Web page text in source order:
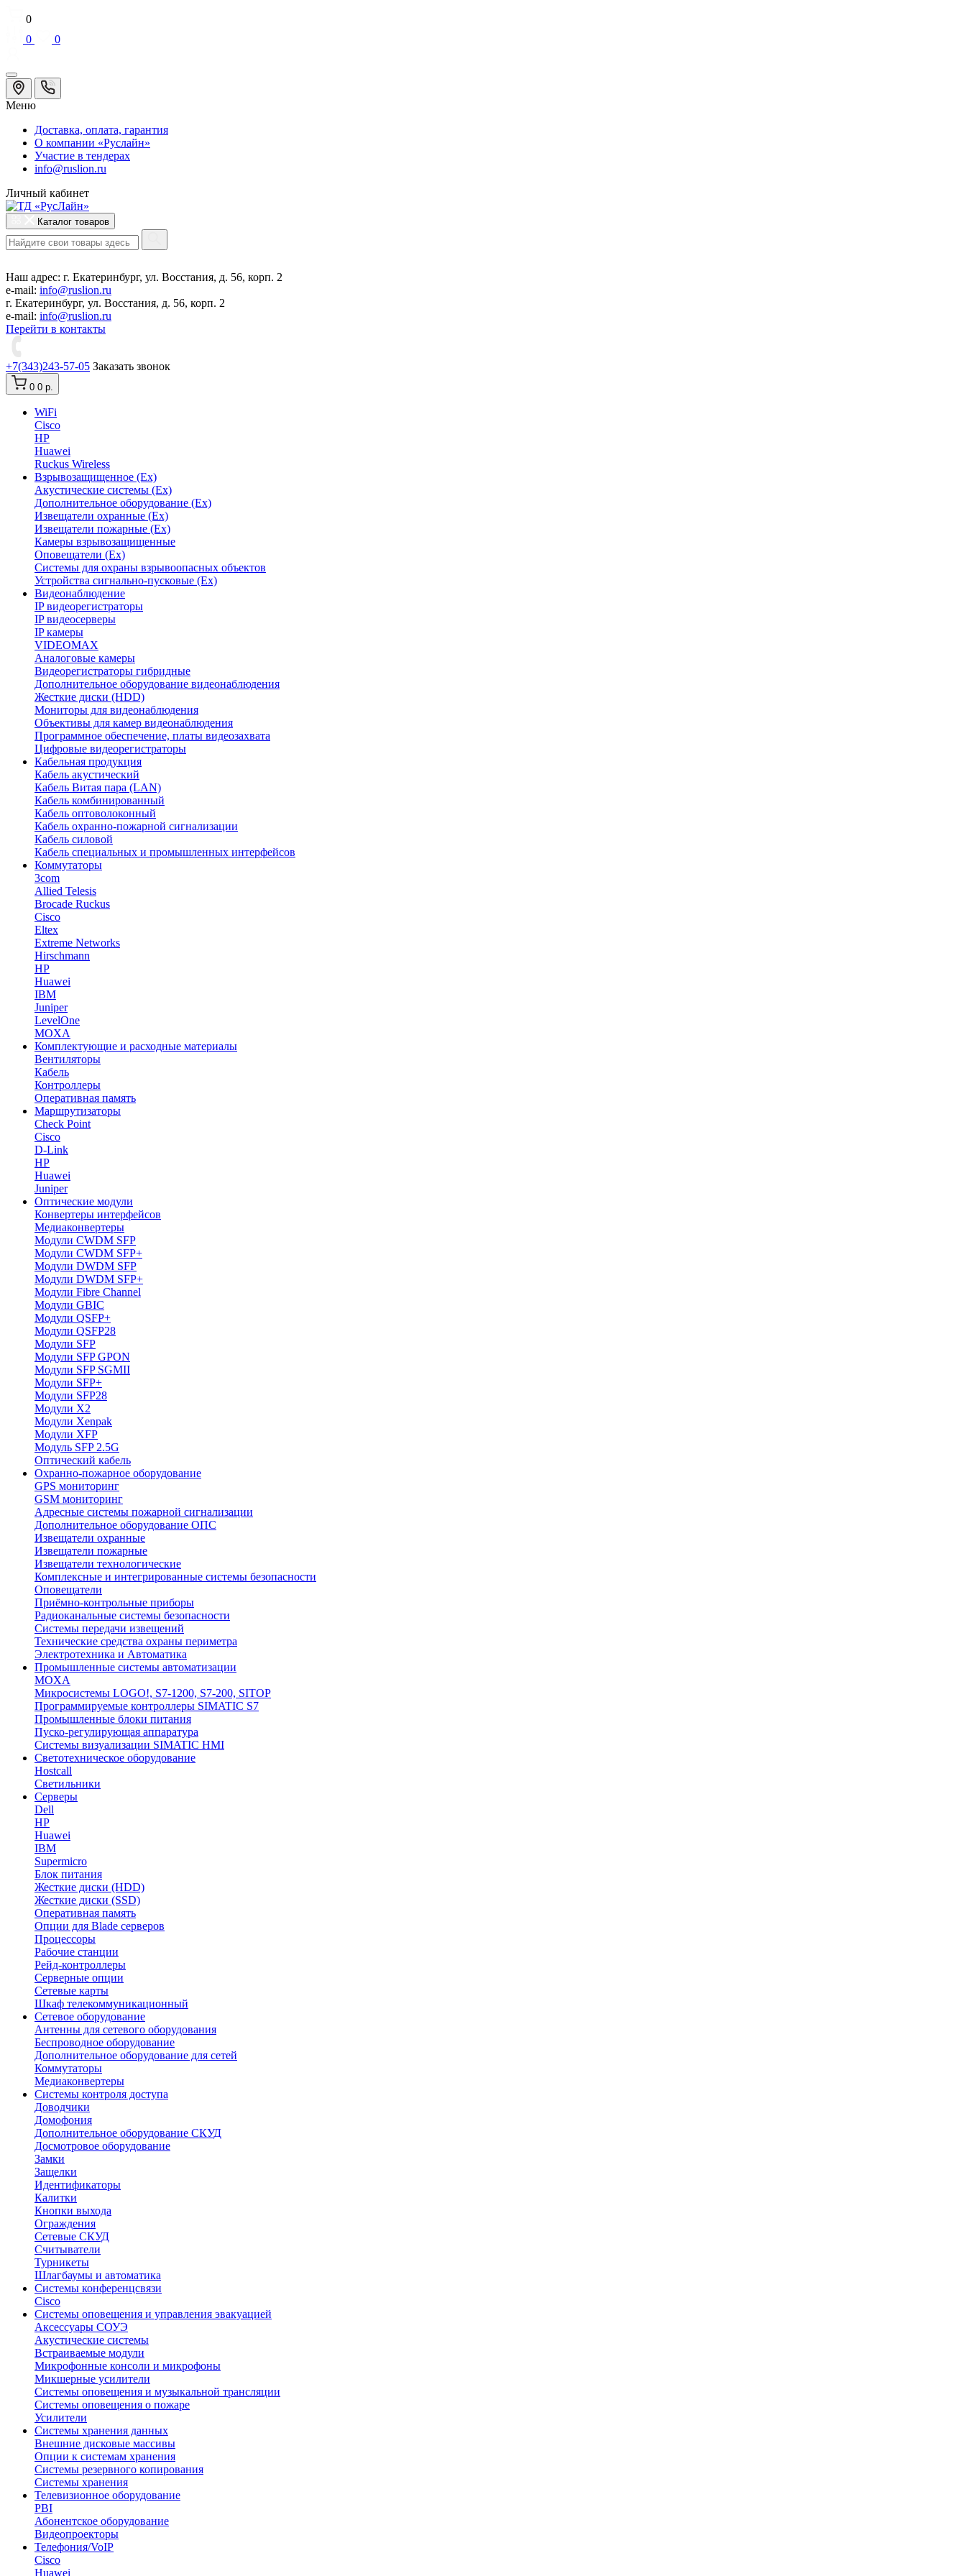
0
0
0
Меню
Доставка, оплата, гарантия
О компании «Руслайн»
Участие в тендерах
info@ruslion.ru
Личный кабинет
Каталог товаров
Наш адрес: г. Екатеринбург, ул. Восстания, д. 56, корп. 2
e-mail: info@ruslion.ru
г. Екатеринбург, ул. Восстания, д. 56, корп. 2
e-mail: info@ruslion.ru
Перейти в контакты
+7(343)243-57-05 Заказать звонок
0 0 р.
WiFi
Cisco
HP
Huawei
Ruckus Wireless
Взрывозащищенное (Ex)
Акустические системы (Ex)
Дополнительное оборудование (Ex)
Извещатели охранные (Ex)
Извещатели пожарные (Ex)
Камеры взрывозащищенные
Оповещатели (Ex)
Системы для охраны взрывоопасных объектов
Устройства сигнально-пусковые (Ex)
Видеонаблюдение
IP видеорегистраторы
IP видеосерверы
IP камеры
VIDEOMAX
Аналоговые камеры
Видеорегистраторы гибридные
Дополнительное оборудование видеонаблюдения
Жесткие диски (HDD)
Мониторы для видеонаблюдения
Объективы для камер видеонаблюдения
Программное обеспечение, платы видеозахвата
Цифровые видеорегистраторы
Кабельная продукция
Кабель акустический
Кабель Витая пара (LAN)
Кабель комбинированный
Кабель оптоволоконный
Кабель охранно-пожарной сигнализации
Кабель силовой
Кабель специальных и промышленных интерфейсов
Коммутаторы
3com
Allied Telesis
Brocade Ruckus
Cisco
Eltex
Extreme Networks
Hirschmann
HP
Huawei
IBM
Juniper
LevelOne
MOXA
Комплектующие и расходные материалы
Вентиляторы
Кабель
Контроллеры
Оперативная память
Маршрутизаторы
Check Point
Cisco
D-Link
HP
Huawei
Juniper
Оптические модули
Конвертеры интерфейсов
Медиаконвертеры
Модули CWDM SFP
Модули CWDM SFP+
Модули DWDM SFP
Модули DWDM SFP+
Модули Fibre Channel
Модули GBIC
Модули QSFP+
Модули QSFP28
Модули SFP
Модули SFP GPON
Модули SFP SGMII
Модули SFP+
Модули SFP28
Модули X2
Модули Xenpak
Модули XFP
Модуль SFP 2.5G
Оптический кабель
Охранно-пожарное оборудование
GPS мониторинг
GSM мониторинг
Адресные системы пожарной сигнализации
Дополнительное оборудование ОПС
Извещатели охранные
Извещатели пожарные
Извещатели технологические
Комплексные и интегрированные системы безопасноcти
Оповещатели
Приёмно-контрольные приборы
Радиоканальные системы безопасности
Системы передачи извещений
Технические средства охраны периметра
Электротехника и Автоматика
Промышленные системы автоматизации
MOXA
Микросистемы LOGO!, S7-1200, S7-200, SITOP
Программируемые контроллеры SIMATIC S7
Промышленные блоки питания
Пуско-регулирующая аппаратура
Системы визуализации SIMATIC HMI
Светотехническое оборудование
Hostcall
Светильники
Серверы
Dell
HP
Huawei
IBM
Supermicro
Блок питания
Жесткие диски (HDD)
Жесткие диски (SSD)
Оперативная память
Опции для Blade серверов
Процессоры
Рабочие станции
Рейд-контроллеры
Серверные опции
Сетевые карты
Шкаф телекоммуникационный
Сетевое оборудование
Антенны для сетевого оборудования
Беспроводное оборудование
Дополнительное оборудование для сетей
Коммутаторы
Медиаконвертеры
Системы контроля доступа
Доводчики
Домофония
Дополнительное оборудование СКУД
Досмотровое оборудование
Замки
Защелки
Идентификаторы
Калитки
Кнопки выхода
Ограждения
Сетевые СКУД
Считыватели
Турникеты
Шлагбаумы и автоматика
Системы конференцсвязи
Cisco
Системы оповещения и управления эвакуацией
Аксессуары СОУЭ
Акустические системы
Встраиваемые модули
Микрофонные консоли и микрофоны
Микшерные усилители
Системы оповещения и музыкальной трансляции
Системы оповещения о пожаре
Усилители
Системы хранения данных
Внешние дисковые массивы
Опции к системам хранения
Системы резервного копирования
Системы хранения
Телевизионное оборудование
PBI
Абонентское оборудование
Видеопроекторы
Телефония/VoIP
Cisco
Huawei